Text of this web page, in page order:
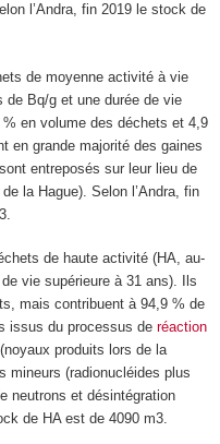
l’Andra, fin 2019 le stock de
de moyenne activité à vie
de Bq/g et une durée de vie
en volume des déchets et 4,9
en grande majorité des gaines
entreposés sur leur lieu de
la Hague). Selon l’Andra, fin
3.
de haute activité (HA, au-
vie supérieure à 31 ans). Ils
mais contribuent à 94,9 % de
issus du processus de réaction
produits lors de la
mineurs (radionucléides plus
neutrons et désintégration
de HA est de 4090 m3.